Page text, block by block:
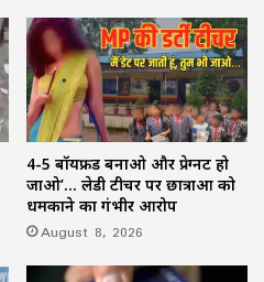
4-5 बॉयफ्रेंड बनाओ और प्रेग्नेंट हो
जाओ’… लेडी टीचर पर छात्राओं को
धमकाने का गंभीर आरोप
August 8, 2026